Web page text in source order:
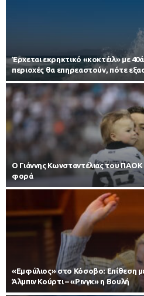
Έρχεται εκρηκτικό «κοκτέιλ» με
περιοχές θα επηρεαστούν, πότε
Ο Γιάννης Κωνσταντέλιας του ΠΑΟΚ
φορά
«Εμφύλιος» στο Κόσοβο: Επίθεση
Άλμπιν Κούρτι – «Ρινγκ» η Βουλή